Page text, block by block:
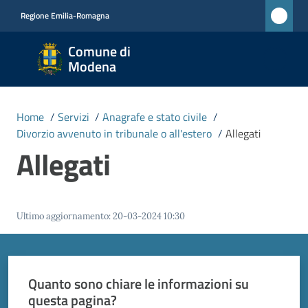
Regione Emilia-Romagna
Comune di
Modena
Comune
di
Modena
CIVICA
MONET
Novità
Menu selezionato
Home / Servizi / Anagrafe e stato civile /
Divorzio avvenuto in tribunale o all'estero / Allegati
Allegati
Ultimo aggiornamento:20-03-2024 10:30
Quanto sono chiare le informazioni su
questa pagina?